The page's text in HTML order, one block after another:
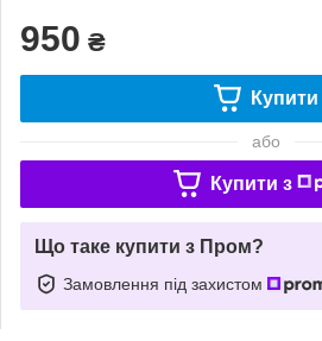
950 ₴
Купити
або
Купити з
Що таке купити з Пром?
Замовлення під захистом